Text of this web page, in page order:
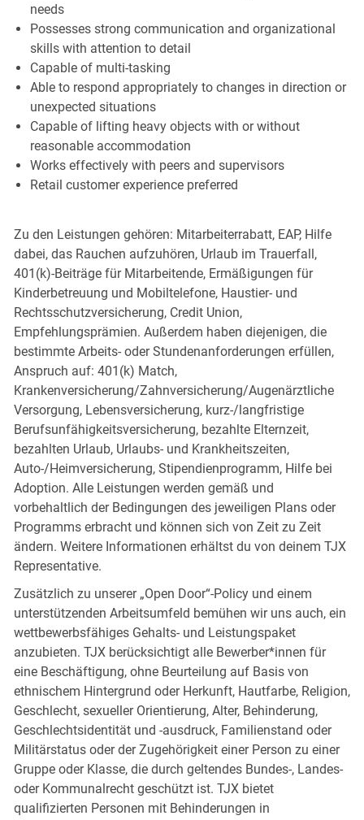
needs
Possesses strong communication and organizational
skills with attention to detail
Capable of multi-tasking
Able to respond appropriately to changes in direction or
unexpected situations
Capable of lifting heavy objects with or without
reasonable accommodation
Works effectively with peers and supervisors
Retail customer experience preferred
Zu den Leistungen gehören: Mitarbeiterrabatt, EAP, Hilfe
dabei, das Rauchen aufzuhören, Urlaub im Trauerfall,
401(k)-Beiträge für Mitarbeitende, Ermäßigungen für
Kinderbetreuung und Mobiltelefone, Haustier- und
Rechtsschutzversicherung, Credit Union,
Empfehlungsprämien. Außerdem haben diejenigen, die
bestimmte Arbeits- oder Stundenanforderungen erfüllen,
Anspruch auf: 401(k) Match,
Krankenversicherung/Zahnversicherung/Augenärztliche
Versorgung, Lebensversicherung, kurz-/langfristige
Berufsunfähigkeitsversicherung, bezahlte Elternzeit,
bezahlten Urlaub, Urlaubs- und Krankheitszeiten,
Auto-/Heimversicherung, Stipendienprogramm, Hilfe bei
Adoption. Alle Leistungen werden gemäß und
vorbehaltlich der Bedingungen des jeweiligen Plans oder
Programms erbracht und können sich von Zeit zu Zeit
ändern. Weitere Informationen erhältst du von deinem TJX
Representative.
Zusätzlich zu unserer „Open Door“-Policy und einem
unterstützenden Arbeitsumfeld bemühen wir uns auch, ein
wettbewerbsfähiges Gehalts- und Leistungspaket
anzubieten. TJX berücksichtigt alle Bewerber*innen für
eine Beschäftigung, ohne Beurteilung auf Basis von
ethnischem Hintergrund oder Herkunft, Hautfarbe, Religion,
Geschlecht, sexueller Orientierung, Alter, Behinderung,
Geschlechtsidentität und -ausdruck, Familienstand oder
Militärstatus oder der Zugehörigkeit einer Person zu einer
Gruppe oder Klasse, die durch geltendes Bundes-, Landes-
oder Kommunalrecht geschützt ist. TJX bietet
qualifizierten Personen mit Behinderungen in